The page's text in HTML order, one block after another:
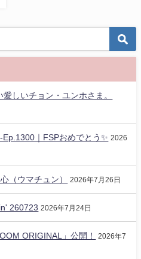
しいチョン・ユンホさま。
｜FSPおめでとう✨️ 2026
（ウマチュン） 2026年7月26日
260723 2026年7月24日
ORIGINAL」公開！
2026年7